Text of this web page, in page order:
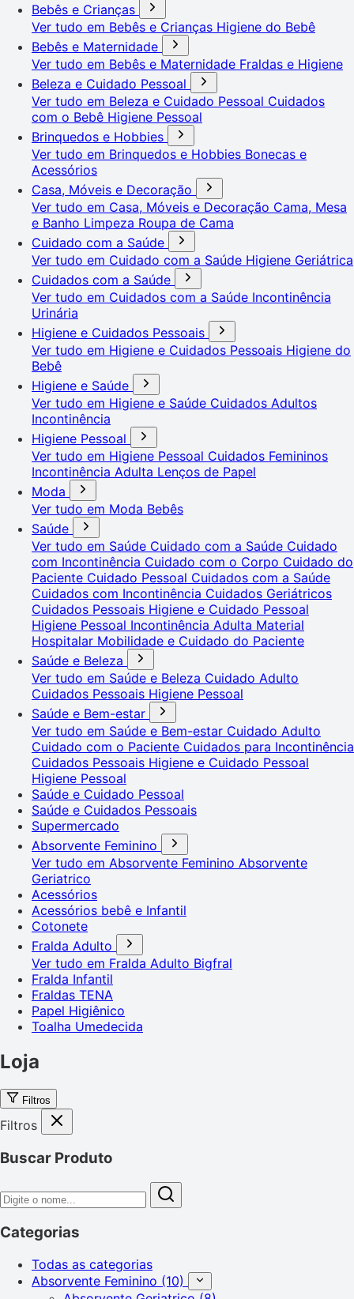
Bebês e Crianças
Ver tudo em Bebês e Crianças Higiene do Bebê
Bebês e Maternidade
Ver tudo em Bebês e Maternidade Fraldas e Higiene
Beleza e Cuidado Pessoal
Ver tudo em Beleza e Cuidado Pessoal Cuidados
com o Bebê Higiene Pessoal
Brinquedos e Hobbies
Ver tudo em Brinquedos e Hobbies Bonecas e
Acessórios
Casa, Móveis e Decoração
Ver tudo em Casa, Móveis e Decoração Cama, Mesa
e Banho Limpeza Roupa de Cama
Cuidado com a Saúde
Ver tudo em Cuidado com a Saúde Higiene Geriátrica
Cuidados com a Saúde
Ver tudo em Cuidados com a Saúde Incontinência
Urinária
Higiene e Cuidados Pessoais
Ver tudo em Higiene e Cuidados Pessoais Higiene do
Bebê
Higiene e Saúde
Ver tudo em Higiene e Saúde Cuidados Adultos
Incontinência
Higiene Pessoal
Ver tudo em Higiene Pessoal Cuidados Femininos
Incontinência Adulta Lenços de Papel
Moda
Ver tudo em Moda Bebês
Saúde
Ver tudo em Saúde Cuidado com a Saúde Cuidado
com Incontinência Cuidado com o Corpo Cuidado do
Paciente Cuidado Pessoal Cuidados com a Saúde
Cuidados com Incontinência Cuidados Geriátricos
Cuidados Pessoais Higiene e Cuidado Pessoal
Higiene Pessoal Incontinência Adulta Material
Hospitalar Mobilidade e Cuidado do Paciente
Saúde e Beleza
Ver tudo em Saúde e Beleza Cuidado Adulto
Cuidados Pessoais Higiene Pessoal
Saúde e Bem-estar
Ver tudo em Saúde e Bem-estar Cuidado Adulto
Cuidado com o Paciente Cuidados para Incontinência
Cuidados Pessoais Higiene e Cuidado Pessoal
Higiene Pessoal
Saúde e Cuidado Pessoal
Saúde e Cuidados Pessoais
Supermercado
Absorvente Feminino
Ver tudo em Absorvente Feminino Absorvente
Geriatrico
Acessórios
Acessórios bebê e Infantil
Cotonete
Fralda Adulto
Ver tudo em Fralda Adulto Bigfral
Fralda Infantil
Fraldas TENA
Papel Higiênico
Toalha Umedecida
Loja
Filtros
Filtros
Buscar Produto
Categorias
Todas as categorias
Absorvente Feminino (10)